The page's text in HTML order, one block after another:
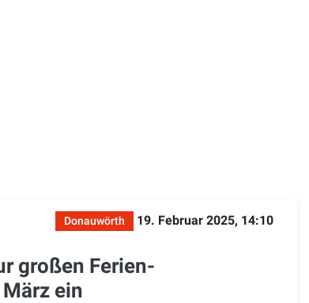
Donauwörth
19. Februar 2025, 14:10
großen Ferien-
ein